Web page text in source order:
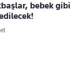
bebek gibi